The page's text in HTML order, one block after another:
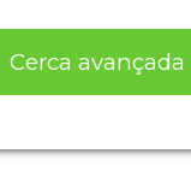
Cerca avançada